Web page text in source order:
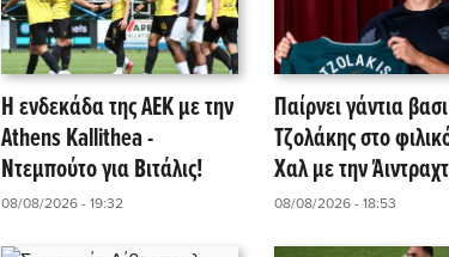
Η ενδεκάδα της ΑΕΚ με την
Athens Kallithea -
Ντεμπούτο για Βιτάλις!
08/08/2026 - 19:32
Παίρνει γάντια
Τζολάκης στο
Χαλ με την
08/08/2026 - 18:53